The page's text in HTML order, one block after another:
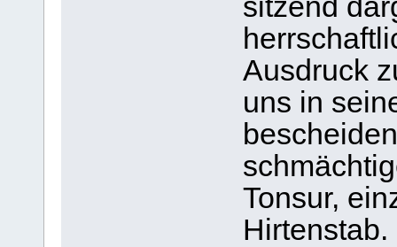
Ausdruck
uns in
Tonsur,
Hirtenstab.